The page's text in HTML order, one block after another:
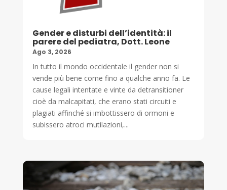
Gender e disturbi dell’identità: il
parere del pediatra, Dott. Leone
Ago 3, 2026
In tutto il mondo occidentale il gender non si
vende più bene come fino a qualche anno fa. Le
cause legali intentate e vinte da detransitioner
cioè da malcapitati, che erano stati circuiti e
plagiati affinché si imbottissero di ormoni e
subissero atroci mutilazioni,...